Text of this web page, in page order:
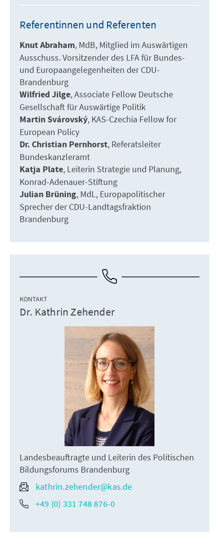
Referentinnen und Referenten
Knut Abraham MdB Mitglied im Auswärtigen
Ausschuss. Vorsitzender des LFA für Bundes-
und Europaangelegenheiten der CDU-
Brandenburg
Wilfried Jilge Associate Fellow Deutsche
Gesellschaft für Auswärtige Politik
Martin Svárovský KAS-Czechia Fellow for
European Policy
Dr. Christian Pernhorst Referatsleiter
Bundeskanzleramt
Katja Plate Leiterin Strategie und Planung
Konrad-Adenauer-Stiftung
Julian Brüning MdL Europapolitischer
Sprecher der CDU-Landtagsfraktion
Brandenburg
KONTAKT
Dr. Kathrin Zehender
Landesbeauftragte und Leiterin des Politischen
Bildungsforums Brandenburg
kathrin.zehender@kas.de
+49 (0) 331 748 876-0